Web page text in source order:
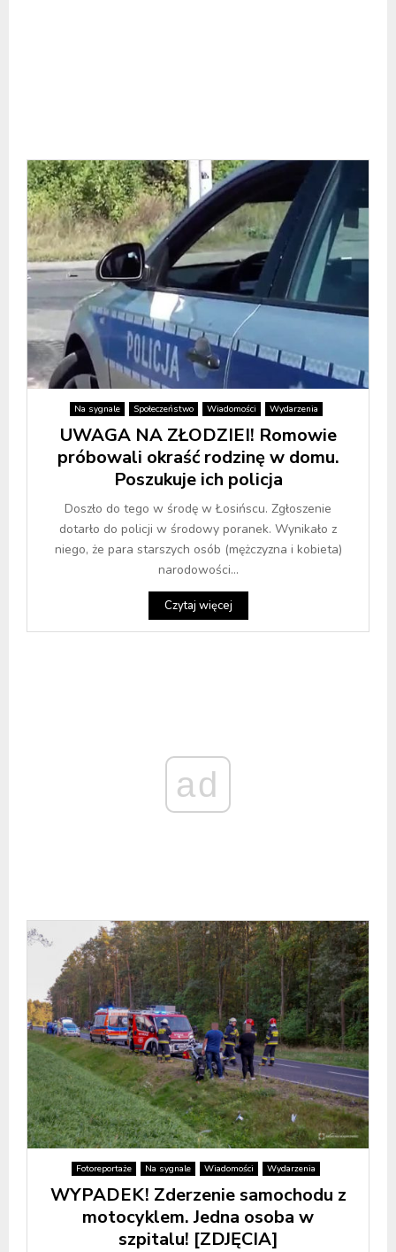
Na sygnale Społeczeństwo Wiadomości Wydarzenia
UWAGA NA ZŁODZIEI! Romowie
próbowali okraść rodzinę w domu.
Poszukuje ich policja
Doszło do tego w środę w Łosińscu. Zgłoszenie
dotarło do policji w środowy poranek. Wynikało z
niego, że para starszych osób (mężczyzna i kobieta)
narodowości...
Czytaj więcej
ad
Fotoreportaże Na sygnale Wiadomości Wydarzenia
WYPADEK! Zderzenie samochodu z
motocyklem. Jedna osoba w
szpitalu! [ZDJĘCIA]